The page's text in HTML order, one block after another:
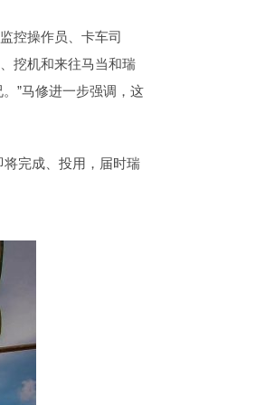
控操作员、卡车司
挖机和来往马当和瑞
”马修进一步强调，这
完成、投用，届时瑞